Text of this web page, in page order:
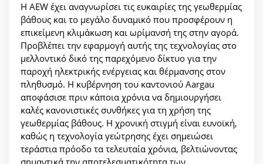
Η AEW έχει αναγνωρίσει τις ευκαιρίες της γεωθερμίας
βάθους και το μεγάλο δυναμικό που προσφέρουν η
επικείμενη κλιμάκωση και ωρίμανσή της στην αγορά.
Προβλέπει την εφαρμογή αυτής της τεχνολογίας στο
μελλοντικό δικό της παρεχόμενο δίκτυο για την
παροχή ηλεκτρικής ενέργειας και θέρμανσης στον
πληθυσμό. Η κυβέρνηση του καντονιού Aargau
αποφάσισε πριν κάποια χρόνια να δημιουργήσει
καλές κανονιστικές συνθήκες για τη χρήση της
γεωθερμίας βάθους. Η χρονική στιγμή είναι ευνοϊκή,
καθώς η τεχνολογία γεώτρησης έχει σημειώσει
τεράστια πρόοδο τα τελευταία χρόνια, βελτιώνοντας